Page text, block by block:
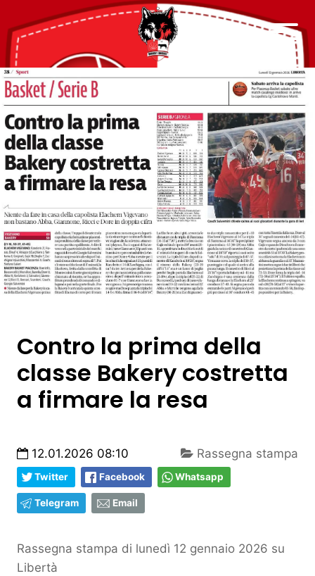
Contro la prima della
classe Bakery costretta
a firmare la resa
12.01.2026 08:10 Rassegna stampa
Twitter Facebook Whatsapp
Telegram Email
Rassegna stampa di lunedì 12 gennaio 2026 su
Libertà